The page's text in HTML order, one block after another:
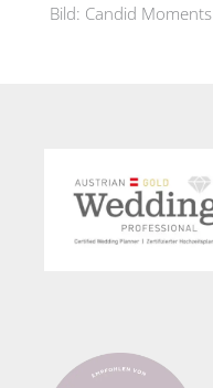
Bild: Candid Moments